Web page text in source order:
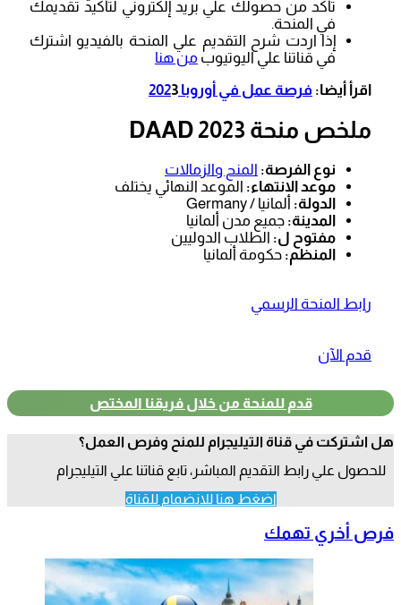
تأكد من حصولك علي بريد إلكتروني لتأكيد تقديمك
في المنحة.
إذا اردت شرح التقديم علي المنحة بالفيديو اشترك
في قناتنا علي اليوتيوب من هنا
اقرأ أيضا: فرصة عمل في أوروبا 202 3
ملخص منحة DAAD 2023
نوع الفرصة: المنح والزمالات
موعد الانتهاء: الموعد النهائي يختلف
الدولة: ألمانيا / Germany
المدينة: جميع مدن ألمانيا
مفتوح ل: الطلاب الدوليين
المنظم: حكومة ألمانيا
رابط المنحة الرسمي
قدم الآن
قدم للمنحة من خلال فريقنا المختص
هل اشتركت في قناة التيليجرام للمنح وفرص العمل؟
للحصول علي رابط التقديم المباشر، تابع قناتنا علي التيليجرام
اضغط هنا للانضمام للقناة
فرص أخري تهمك